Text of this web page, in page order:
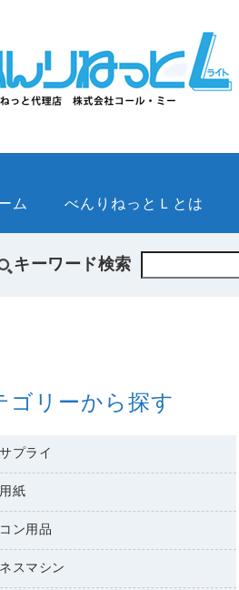
ム べんりねっとＬとは
キーワード検索
ゴリーから探す
プライ
換インクカートリッジ
サイクルトナー（リターン方式）
リサイクルトナー（プール方式）
紙
刺用紙
ープロ用紙
ン用品
ソコン周辺機器
スマシン